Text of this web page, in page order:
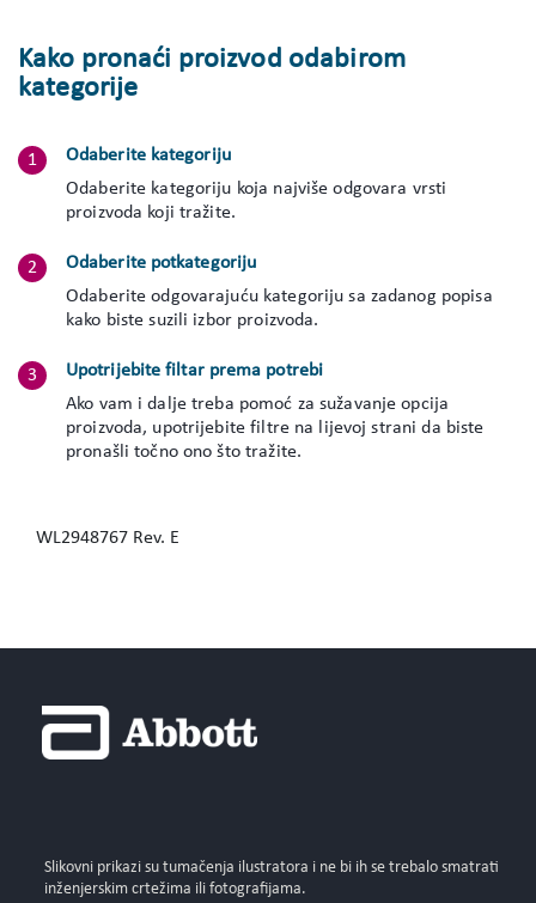
Kako pronaći proizvod odabirom
kategorije
Odaberite kategoriju
Odaberite kategoriju koja najviše odgovara vrsti
proizvoda koji tražite.
Odaberite potkategoriju
Odaberite odgovarajuću kategoriju sa zadanog popisa
kako biste suzili izbor proizvoda.
Upotrijebite filtar prema potrebi
Ako vam i dalje treba pomoć za sužavanje opcija
proizvoda, upotrijebite filtre na lijevoj strani da biste
pronašli točno ono što tražite.
WL2948767 Rev. E
Slikovni prikazi su tumačenja ilustratora i ne bi ih se trebalo smatrati
inženjerskim crtežima ili fotografijama.